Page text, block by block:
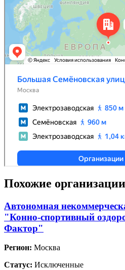
Похожие организации
Автономная
"Конно-спортивный
Фактор"
Регион: Москва
Статус: Исключенные